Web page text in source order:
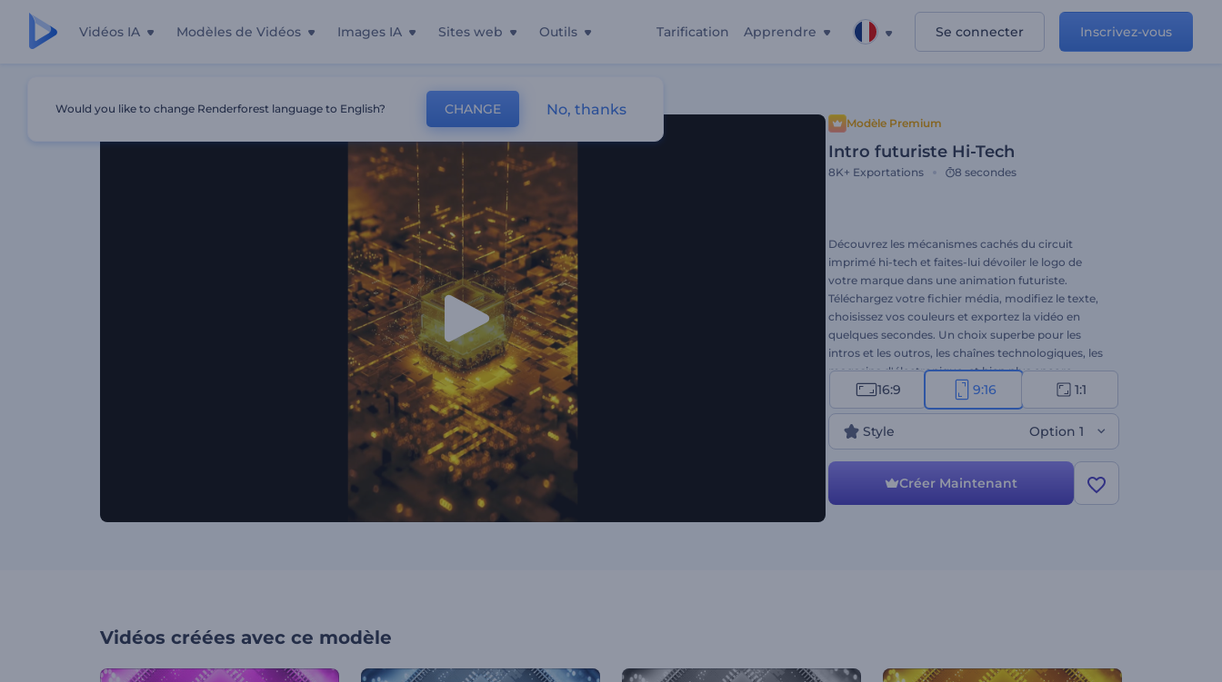
Vidéos IA Modèles de Vidéos Images IA Sites web Outils Tarification Apprendre Se connecter Inscrivez-vous
Modèle Premium
Intro futuriste Hi-Tech
8K+ Exportations 8 secondes
Découvrez les mécanismes cachés du circuit
imprimé hi-tech et faites-lui dévoiler le logo de
votre marque dans une animation futuriste.
Téléchargez votre fichier média, modifiez le texte,
choisissez vos couleurs et exportez la vidéo en
quelques secondes. Un choix superbe pour les
intros et les outros, les chaînes technologiques, les
magasins d'électronique, et bien plus encore.
Essayez dès maintenant !
16:9 9:16 1:1
Style Option 1
Créer Maintenant
Vidéos créées avec ce modèle
Would you like to change Renderforest language to English? CHANGE No, thanks